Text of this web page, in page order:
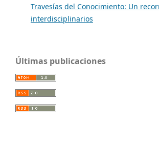
Travesías del Conocimiento: Un
interdisciplinarios
Últimas publicaciones